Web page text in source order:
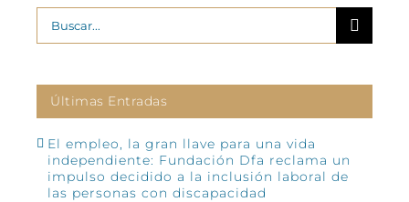
Buscar:
Últimas Entradas
El empleo, la gran llave para una vida
independiente: Fundación Dfa reclama un
impulso decidido a la inclusión laboral de
las personas con discapacidad